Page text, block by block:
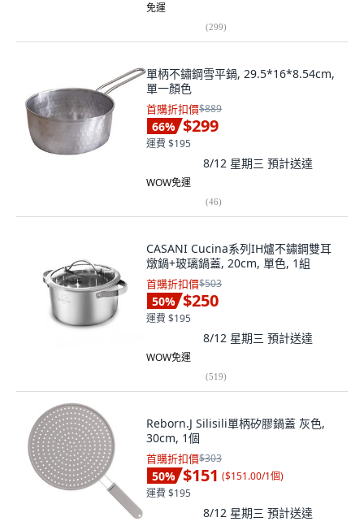
免運
(299)
單柄不鏽鋼雪平鍋, 29.5*16*8.54cm,
單一顏色
首購折扣價$889
66% $299
運費 $195
8/12 星期三 預計送達
WOW免運
(46)
CASANI Cucina系列IH爐不鏽鋼雙耳
燉鍋+玻璃鍋蓋, 20cm, 單色, 1組
首購折扣價$503
50% $250
運費 $195
8/12 星期三 預計送達
WOW免運
(519)
Reborn.J Silisili單柄矽膠鍋蓋 灰色,
30cm, 1個
首購折扣價$303
50% $151 ($151.00/1個)
運費 $195
8/12 星期三 預計送達